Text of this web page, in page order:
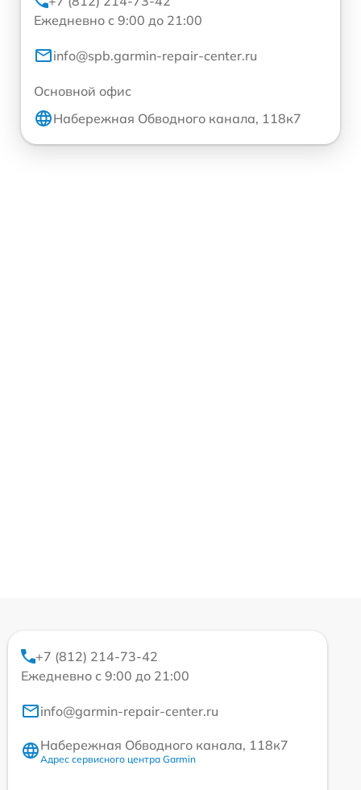
Ежедневно с 9:00 до 21:00
info@spb.garmin-repair-center.ru
Основной офис
Набережная Обводного канала, 118к7
+7 (812) 214-73-42
Ежедневно с 9:00 до 21:00
info@garmin-repair-center.ru
Набережная Обводного канала, 118к7
Адрес сервисного центра Garmin